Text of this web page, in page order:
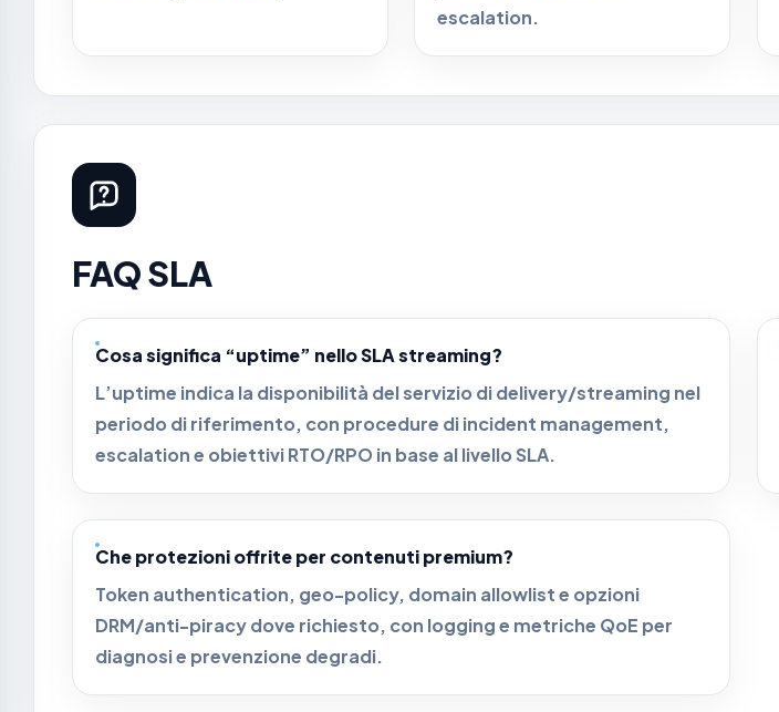
escalation.
FAQ SLA
Cosa significa “uptime” nello SLA streaming?
L’uptime indica la disponibilità del servizio di delivery/streaming nel
periodo di riferimento, con procedure di incident management,
escalation e obiettivi RTO/RPO in base al livello SLA.
Che protezioni offrite per contenuti premium?
Token authentication, geo-policy, domain allowlist e opzioni
DRM/anti-piracy dove richiesto, con logging e metriche QoE per
diagnosi e prevenzione degradi.